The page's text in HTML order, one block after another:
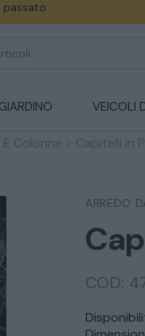
passato
VEICOLI
Colonne Capitelli In
ARREDO
COD: